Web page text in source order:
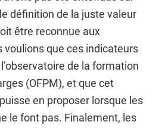
définition de la juste valeur
être reconnue aux
voulions que ces indicateurs
de la formation
(OFPM), et que cet
en proposer lorsque les
le font pas. Finalement, les